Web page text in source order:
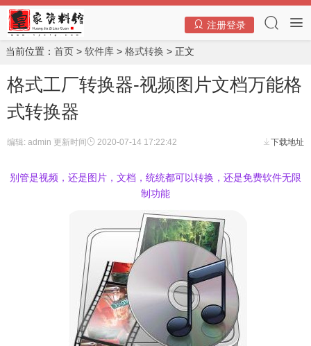
注册登录
当前位置： 首页 > 软件库 > 格式转换 > 正文
格式工厂转换器-视频图片文档万能格
式转换器
下载地址
编辑: admin 更新时间 2020-07-14 17:22:42
别管是视频，还是图片，文档，统统都可以转换，还是免费软件无限
制功能